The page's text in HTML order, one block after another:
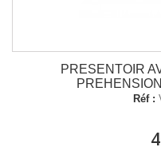
PRESENTOIR
Réf :